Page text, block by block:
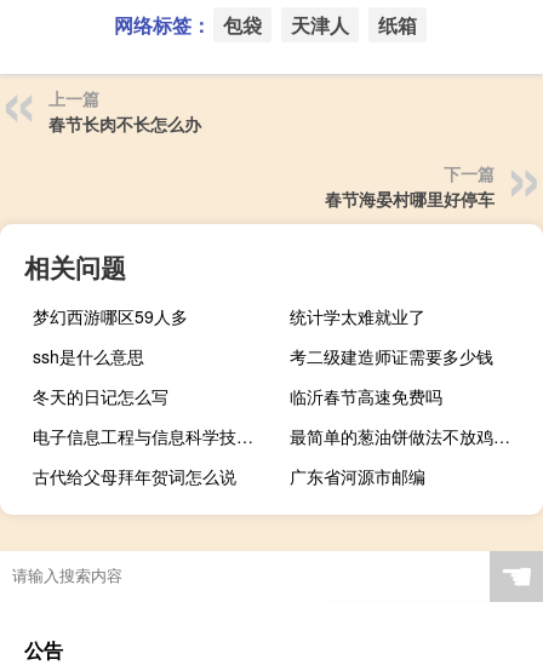
网络标签： 包袋 天津人 纸箱
上一篇
春节长肉不长怎么办
下一篇
春节海晏村哪里好停车
相关问题
梦幻西游哪区59人多
统计学太难就业了
ssh是什么意思
考二级建造师证需要多少钱
冬天的日记怎么写
临沂春节高速免费吗
电子信息工程与信息科学技术什么区别
最简单的葱油饼做法不放鸡蛋（最简单的葱油饼做法）
古代给父母拜年贺词怎么说
广东省河源市邮编
☚
公告